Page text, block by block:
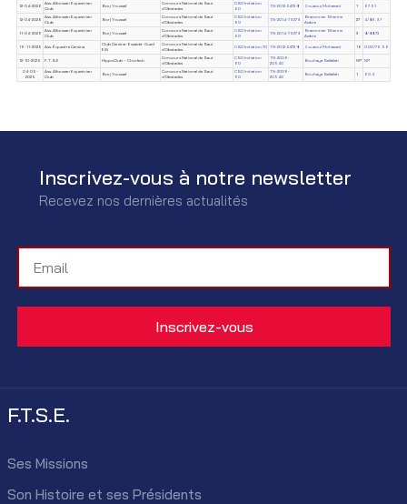
12-04-2026
Ass. Alforssan Equestrian
Club
Borj Youssef
Concours National de Saut
d'Obstacles
CSO Initiation
60
TN-2012-24738 Zouaoui Mohamed 1 67.51
12-04-2026
Ass. Alforssan Equestrian
Club
Borj Youssef
Concours National de Saut
d'Obstacles
CSO Initiation
60
TN-2014-79279
Braconnier Sherine
Ambre
27 4/86.97
11-04-2026
Ass. Alforssan Equestrian
Club
Borj Youssef
Concours National de Saut
d'Obstacles
CSO Initiation
60
TN-2014-79279
Braconnier Sherine
Ambre
3 8/88.73
16-11-2025 Ass. Équestre Cersina
Club Cersina -Essaida- Oued
Ellil
Concours National de Saut
d'Obstacles
CSO Initiation 70 TN-2012-24738 Zouaoui Mohamed 16 0.00/76.56
12-10-2025 F.T.S.E HippoClub – Chorfech
Concours National de Saut
d'Obstacles
CSO Initiation
60
TN-2006-
20540
Bouhaya Seifallah NP NP
04-05-
2025
Ass. Alforssan Equestrian
Club
Borj Youssef
Concours National de Saut
d'Obstacles
CSO Initiation
60
TN-2006-
20540
Bouhaya Seifallah 1 60.4
Inscrivez-vous à notre newsletter
Recevez nos dernières actualités
F.T.S.E.
Ses Missions
Son Histoire et ses Présidents